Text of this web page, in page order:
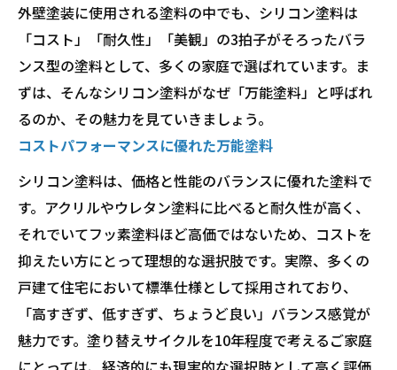
外壁塗装に使用される塗料の中でも、シリコン塗料は
「コスト」「耐久性」「美観」の3拍子がそろったバラ
ンス型の塗料として、多くの家庭で選ばれています。ま
ずは、そんなシリコン塗料がなぜ「万能塗料」と呼ばれ
るのか、その魅力を見ていきましょう。
コストパフォーマンスに優れた万能塗料
シリコン塗料は、価格と性能のバランスに優れた塗料で
す。アクリルやウレタン塗料に比べると耐久性が高く、
それでいてフッ素塗料ほど高価ではないため、コストを
抑えたい方にとって理想的な選択肢です。実際、多くの
戸建て住宅において標準仕様として採用されており、
「高すぎず、低すぎず、ちょうど良い」バランス感覚が
魅力です。塗り替えサイクルを10年程度で考えるご家庭